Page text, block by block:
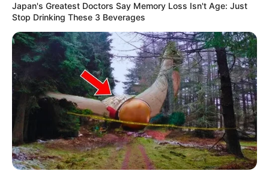
Japan's Greatest Doctors Say Memory Loss Isn't Age: Just
Stop Drinking These 3 Beverages